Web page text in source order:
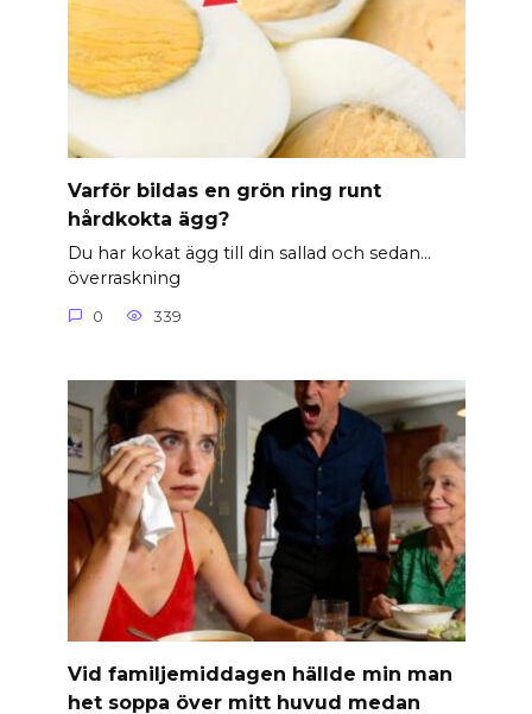
Varför bildas en grön ring runt
hårdkokta ägg?
Du har kokat ägg till din sallad och sedan…
överraskning
0 339
Vid familjemiddagen hällde min man
het soppa över mitt huvud medan